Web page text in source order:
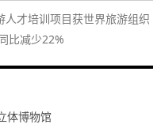
才培训项目获世界旅游组织
比减少22%
体博物馆